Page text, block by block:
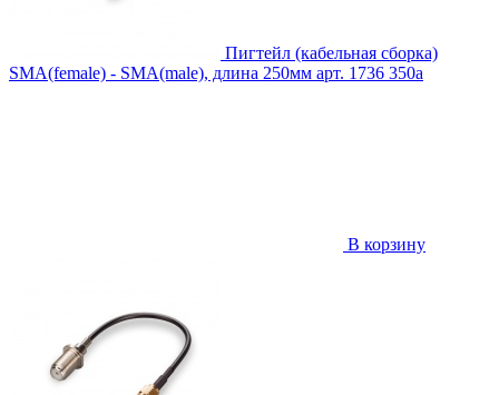
Пигтейл (кабельная сборка)
SMA(female) - SMA(male), длина 250мм арт. 1736 350a
В корзину